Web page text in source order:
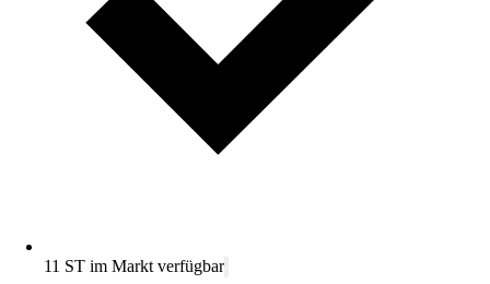
11 ST im Markt verfügbar